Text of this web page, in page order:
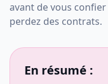
avant de vous confier
perdez des contrats.
En résumé :